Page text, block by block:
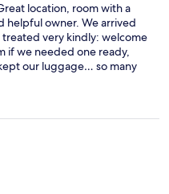
location, room with a
helpful owner. We arrived
very kindly: welcome
if we needed one ready,
our luggage… so many
want to enjoy your time in